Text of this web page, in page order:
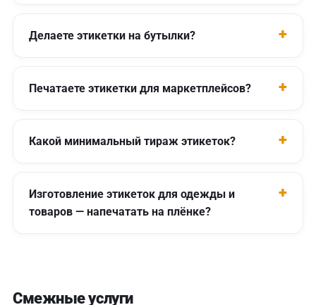
Делаете этикетки на бутылки?
Печатаете этикетки для маркетплейсов?
Какой минимальный тираж этикеток?
Изготовление этикеток для одежды и
товаров — напечатать на плёнке?
Смежные услуги